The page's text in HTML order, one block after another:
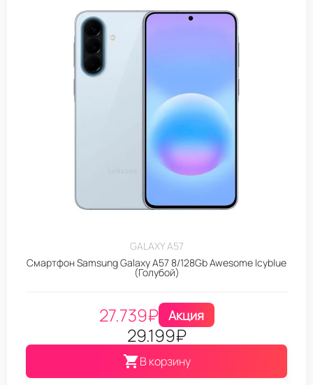
GALAXY A57
Смартфон Samsung Galaxy A57 8/128Gb Awesome Icyblue
(Голубой)
27.739₽ Акция
29.199₽
В корзину